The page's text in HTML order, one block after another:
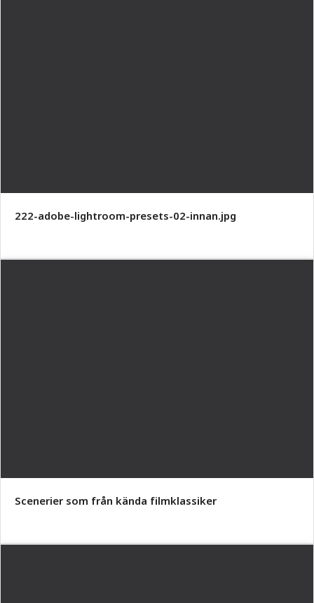
222-adobe-lightroom-presets-02-innan.jpg
Scenerier som från kända filmklassiker